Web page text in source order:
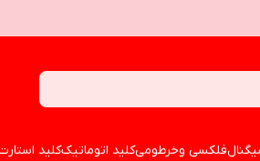
فلکسی وخرطومیکلید اتوماتیککلید